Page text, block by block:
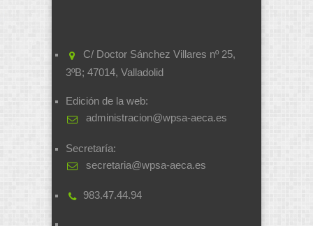
C/ Doctor Sánchez Villares nº 25,
3ºB; 47014, Valladolid
Edición de la web:
administracion@wpsa-aeca.es
Secretaría:
secretaria@wpsa-aeca.es
983.47.44.94